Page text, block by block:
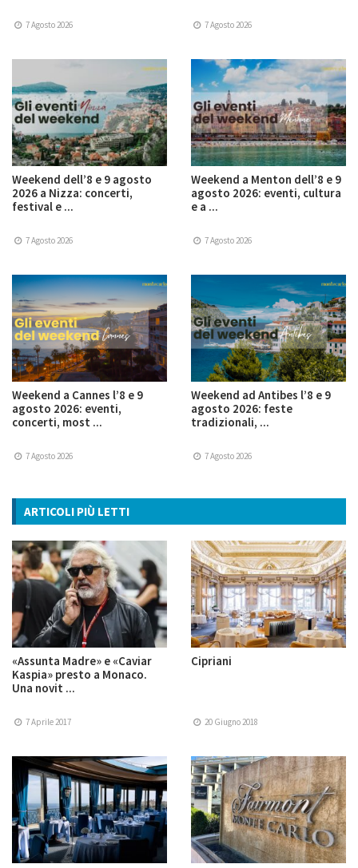
7 Agosto 2026 7 Agosto 2026
Weekend dell’8 e 9 agosto
2026 a Nizza: concerti,
festival e ...
7 Agosto 2026
Weekend a Menton dell’8 e 9
agosto 2026: eventi, cultura
e a ...
7 Agosto 2026
Weekend a Cannes l’8 e 9
agosto 2026: eventi,
concerti, most ...
7 Agosto 2026
Weekend ad Antibes l’8 e 9
agosto 2026: feste
tradizionali, ...
7 Agosto 2026
ARTICOLI PIÙ LETTI
«Assunta Madre» e «Caviar
Kaspia» presto a Monaco.
Una novit ...
7 Aprile 2017
Cipriani
20 Giugno 2018